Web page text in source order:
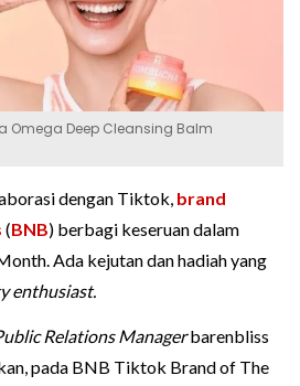
Omega Deep Cleansing Balm
dengan Tiktok, brand
(BNB) berbagi keseruan dalam
Ada kejutan dan hadiah yang
enthusiast.
Relations Managerbarenbliss
pada BNB Tiktok Brand of The